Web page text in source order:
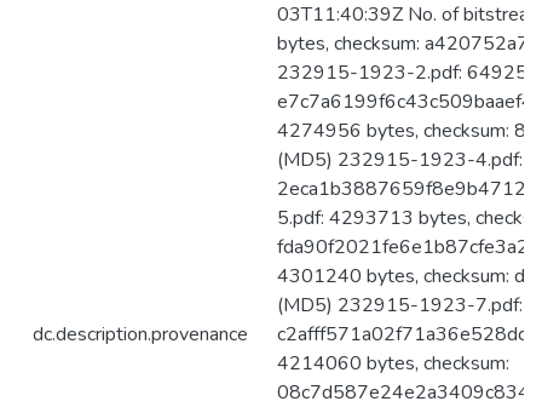
dc.description.provenance
03T11:40:39Z No. of
bytes, checksum:
232915-1923-2.pdf:
4274956 bytes, checksum:
(MD5) 232915-1923-4.pdf:
5.pdf: 4293713 bytes,
4301240 bytes, checksum:
(MD5) 232915-1923-7.pdf:
4214060 bytes, checksum: